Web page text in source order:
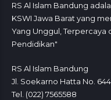
RS Al Islam Bandung
KSWI Jawa Barat yang
Yang Unggul, Terpercaya
Pendidikan"
RS Al Islam Bandung
Jl. Soekarno Hatta No. 644
Tel. (022) 7565588